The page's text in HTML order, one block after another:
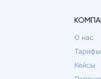
О нас
Тарифы
Кейсы